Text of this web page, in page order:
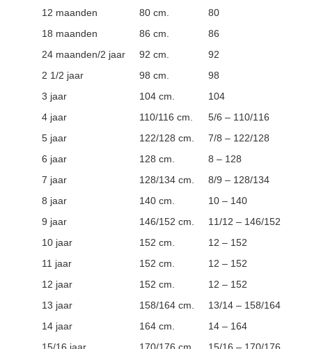
12 maanden
80 cm.
80
18 maanden
86 cm.
86
24 maanden/2 jaar
92 cm.
92
2 1/2 jaar
98 cm.
98
3 jaar
104 cm.
104
4 jaar
110/116 cm.
5/6 – 110/116
5 jaar
122/128 cm.
7/8 – 122/128
6 jaar
128 cm.
8 – 128
7 jaar
128/134 cm.
8/9 – 128/134
8 jaar
140 cm.
10 – 140
9 jaar
146/152 cm.
11/12 – 146/152
10 jaar
152 cm.
12 – 152
11 jaar
152 cm.
12 – 152
12 jaar
152 cm.
12 – 152
13 jaar
158/164 cm.
13/14 – 158/164
14 jaar
164 cm.
14 – 164